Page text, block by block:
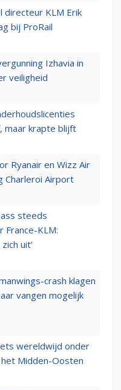
directeur KLM Erik
bij ProRail
Izhavia in
veiligheid
maar krapte blijft
Ryanair en Wizz Air
Charleroi Airport
steeds
France-KLM:
uit’
crash klagen
vangen mogelijk
wereldwijd onder
Midden-Oosten